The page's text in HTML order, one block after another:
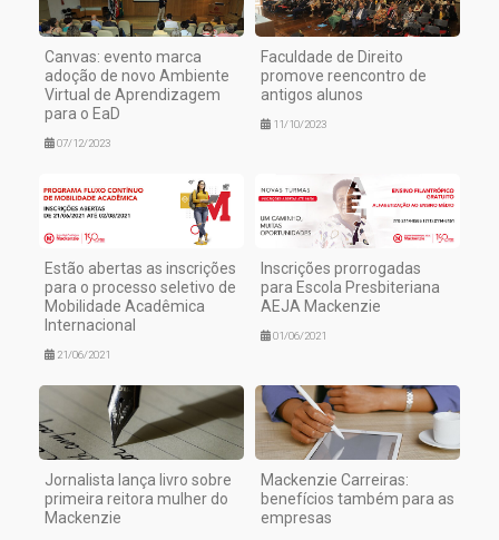
Canvas: evento marca
adoção de novo Ambiente
Virtual de Aprendizagem
para o EaD
07/12/2023
Faculdade de Direito
promove reencontro de
antigos alunos
11/10/2023
Estão abertas as inscrições
para o processo seletivo de
Mobilidade Acadêmica
Internacional
21/06/2021
Inscrições prorrogadas
para Escola Presbiteriana
AEJA Mackenzie
01/06/2021
Jornalista lança livro sobre
primeira reitora mulher do
Mackenzie
Mackenzie Carreiras:
benefícios também para as
empresas